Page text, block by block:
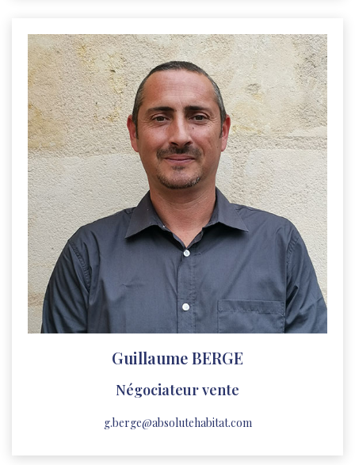
Guillaume BERGE
Négociateur vente
g.berge@absolutehabitat.com